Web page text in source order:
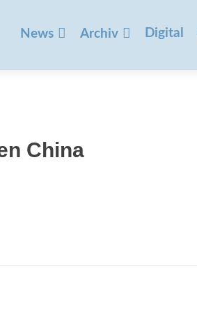
springen
News Archiv Digital
China